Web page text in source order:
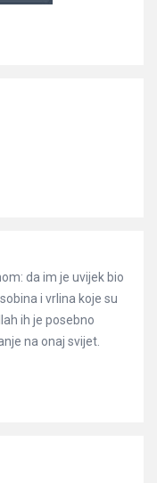
da im je uvijek bio
i vrlina koje su
ih je posebno
na onaj svijet.